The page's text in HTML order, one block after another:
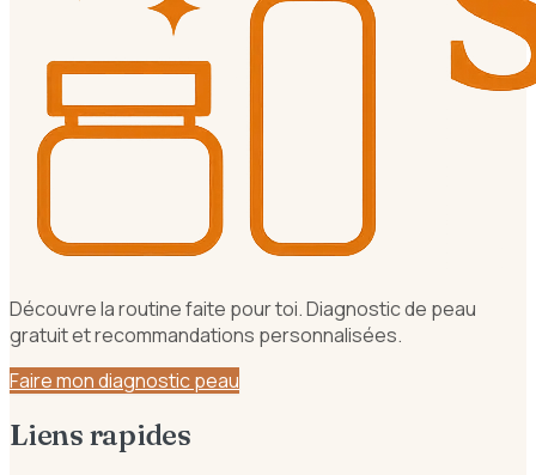
Découvre la routine faite pour toi. Diagnostic de peau
gratuit et recommandations personnalisées.
Faire mon diagnostic peau
Liens rapides